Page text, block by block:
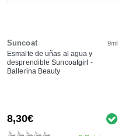
Suncoat 9ml
Esmalte de uñas al agua y
desprendible Suncoatgirl -
Ballerina Beauty
8,30€